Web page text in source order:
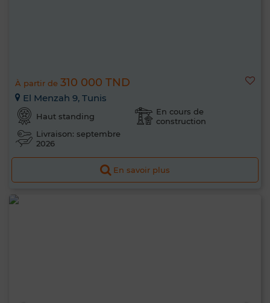
À partir de 310 000 TND
El Menzah 9, Tunis
Haut standing
En cours de
construction
Livraison: septembre
2026
En savoir plus